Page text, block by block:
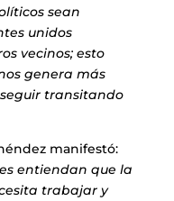
sean
unidos
vecinos; esto
genera más
transitando
manifestó:
entiendan que la
trabajar y